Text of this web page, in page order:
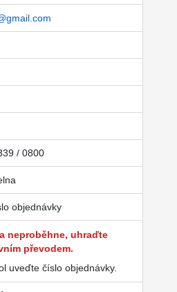
/ 0800
objednávky
neproběhne, uhraďte
převodem.
uveďte číslo objednávky.